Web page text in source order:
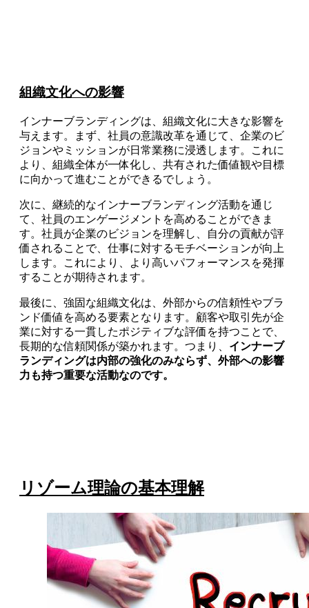
組織文化への影響
インナーブランディングは、組織文化に大きな影響を
与えます。まず、社員の意識改革を通じて、企業のビ
ジョンやミッションが日常業務に浸透します。これに
より、組織全体が一体化し、共有された価値観や目標
に向かって進むことができるでしょう。
次に、継続的なインナーブランディング活動を通じ
て、社員のエンゲージメントを高めることができま
す。社員が企業のビジョンを理解し、自分の貢献が評
価されることで、仕事に対するモチベーションが向上
します。これにより、より高いパフォーマンスを発揮
することが期待されます。
最後に、強固な組織文化は、外部からの信頼性やブラ
ンド価値を高める要素となります。顧客や取引先が企
業に対する一貫したポジティブな評価を持つことで、
長期的な信頼関係が築かれます。つまり、 インナーブ
ランディングは内部の強化のみならず、外部への影響
力も持つ重要な活動なのです。
リゾーム理論の基本理解